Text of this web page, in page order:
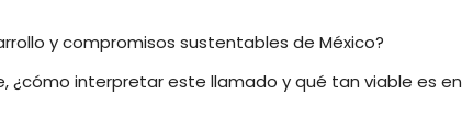
y compromisos sustentables de México?
¿cómo interpretar este llamado y qué tan viable es en